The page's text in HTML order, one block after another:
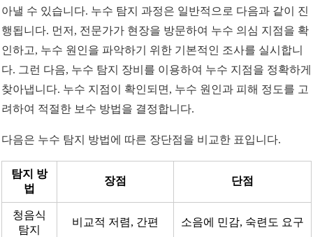
아낼 수 있습니다. 누수 탐지 과정은 일반적으로 다음과 같이 진
행됩니다. 먼저, 전문가가 현장을 방문하여 누수 의심 지점을 확
인하고, 누수 원인을 파악하기 위한 기본적인 조사를 실시합니
다. 그런 다음, 누수 탐지 장비를 이용하여 누수 지점을 정확하게
찾아냅니다. 누수 지점이 확인되면, 누수 원인과 피해 정도를 고
려하여 적절한 보수 방법을 결정합니다.
다음은 누수 탐지 방법에 따른 장단점을 비교한 표입니다.
탐지 방
법
장점 단점
청음식
탐지
비교적 저렴, 간편 소음에 민감, 숙련도 요구